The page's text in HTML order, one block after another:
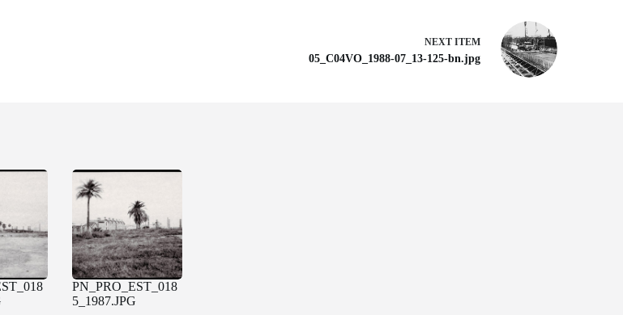
NEXT ITEM
05_C04VO_1988-07_13-125-bn.jpg
PN_PRO_EST_018
5_1987.JPG